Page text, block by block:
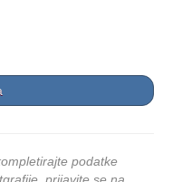
podatke